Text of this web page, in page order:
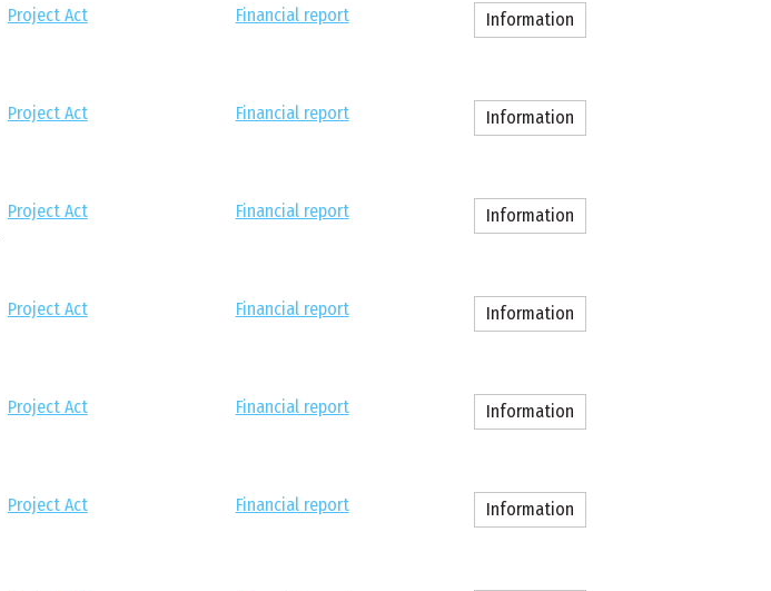
Project Act Financial report Information
Project Act Financial report Information
Project Act Financial report Information
Project Act Financial report Information
Project Act Financial report Information
Project Act Financial report Information